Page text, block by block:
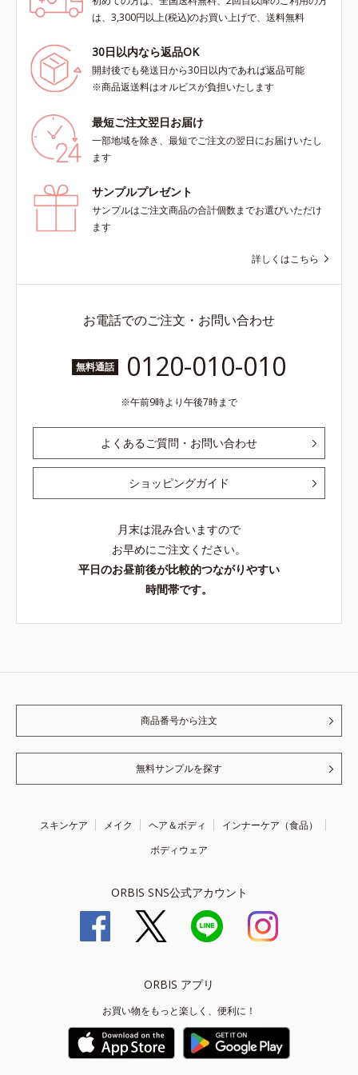
は、3,300円以上(税込)のお買い上げで、送料無料
30日以内なら返品OK
開封後でも発送日から30日以内であれば返品可能
※商品返送料はオルビスが負担いたします
最短ご注文翌日お届け
一部地域を除き、最短でご注文の翌日にお届けいたし
ます
サンプルプレゼント
サンプルはご注文商品の合計個数までお選びいただけ
ます
詳しくはこちら
お電話でのご注文・お問い合わせ
無料通話 0120-010-010
午前9時より午後7時まで
よくあるご質問・お問い合わせ
ショッピングガイド
月末は混み合いますので
お早めにご注文ください。
平日のお昼前後が比較的つながりやすい
時間帯です。
商品番号から注文
無料サンプルを探す
スキンケア メイク ヘア＆ボディ
インナーケア（食品）
ボディウェア
ORBIS SNS公式アカウント
ORBIS アプリ
お買い物をもっと楽しく、便利に！